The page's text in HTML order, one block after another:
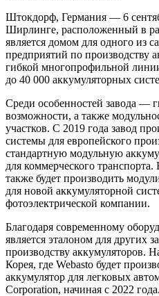
Штокдорф, Германия — 6
Ширлинге, расположенный в
является домом для одного из
предприятий по производству
гибкой многопрофильной
до 40 000 аккумуляторных
Среди особенностей завода —
возможности, а также
участков. С 2019 года завод
системы для европейского
стандартную модульную
для коммерческого
также будет производить
для новой аккумуляторной
фотоэлектрической компании.
Благодаря современному
является эталоном для других
производству аккумуляторов.
Корея, где Webasto будет
аккумулятор для легковых
Corporation, начиная с 2022 года.